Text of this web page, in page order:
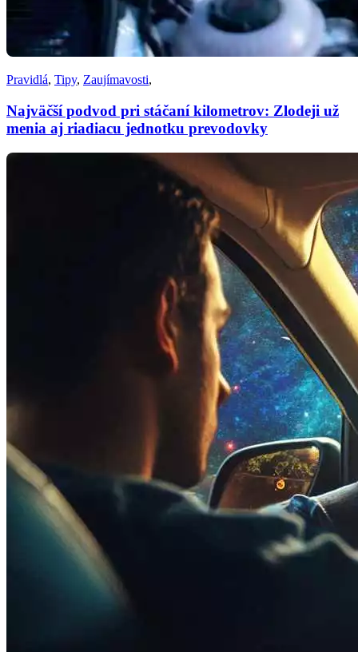
Pravidlá, Tipy, Zaujímavosti,
Najväčší podvod pri stáčaní kilometrov: Zlodeji už
menia aj riadiacu jednotku prevodovky